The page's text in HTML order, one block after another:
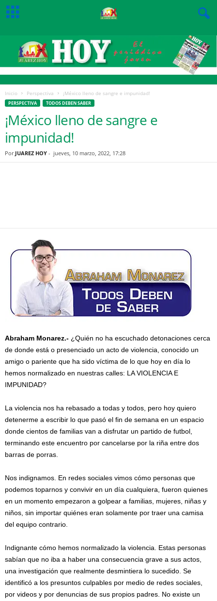
Inicio Perspectiva ¡México lleno de sangre e impunidad!
PERSPECTIVA TODOS DEBEN SABER
¡México lleno de sangre e
impunidad!
Por JUAREZ HOY - jueves, 10 marzo, 2022, 17:28
Abraham Monarez.- ¿Quién no ha escuchado detonaciones cerca
de donde está o presenciado un acto de violencia, conocido un
amigo o pariente que ha sido víctima de lo que hoy en día lo
hemos normalizado en nuestras calles: LA VIOLENCIA E
IMPUNIDAD?
La violencia nos ha rebasado a todas y todos, pero hoy quiero
detenerme a escribir lo que pasó el fin de semana en un espacio
donde cientos de familias van a disfrutar un partido de futbol,
terminando este encuentro por cancelarse por la riña entre dos
barras de porras.
Nos indignamos. En redes sociales vimos cómo personas que
podemos toparnos y convivir en un día cualquiera, fueron quienes
en un momento empezaron a golpear a familias, mujeres, niñas y
niños, sin importar quiénes eran solamente por traer una camisa
del equipo contrario.
Indignante cómo hemos normalizado la violencia. Estas personas
sabían que no iba a haber una consecuencia grave a sus actos,
una investigación que realmente desmintiera lo sucedido. Se
identificó a los presuntos culpables por medio de redes sociales,
por videos y por denuncias de sus propios padres. No existe un